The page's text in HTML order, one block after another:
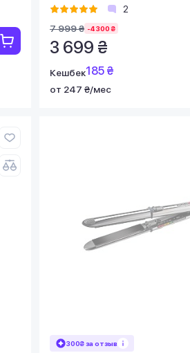
2
7 999 ₴ -4 300 ₴
3 699 ₴
Кешбек185 ₴
от 247 ₴/мес
300₴ за отзыв